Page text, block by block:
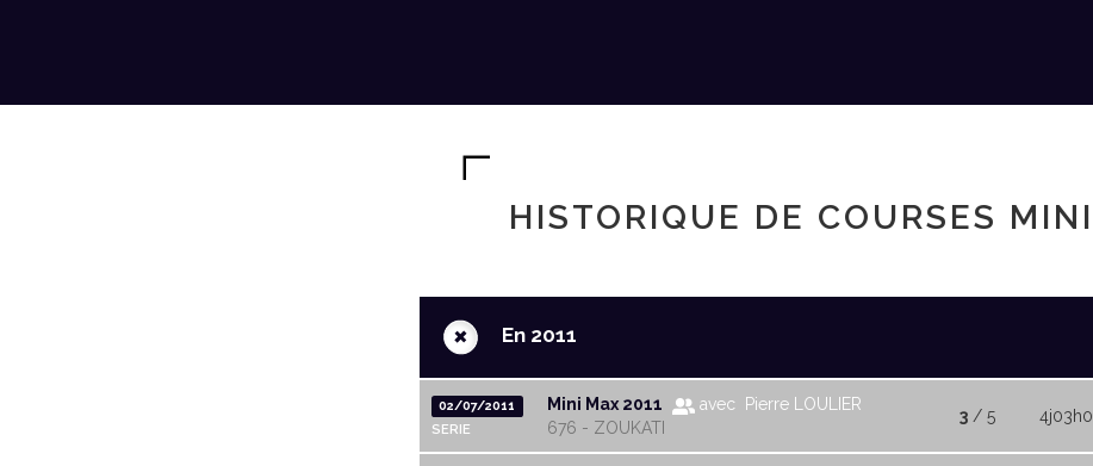
HISTORIQUE DE COURSES MINI
+ En 2011
02/07/2011
SERIE
Mini Max 2011
avec Pierre LOULIER
676 - ZOUKATI
3 / 5